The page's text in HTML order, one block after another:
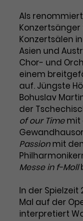
Laufzeit 1
Zweck
wird
der
Name
Name
Anbieter
Laufzeit 3
Zweck
Name
Anbieter
Als
Konzertsälen
Asien und
Chor- und
einem
auf. Jüngste
Bohuslav
der
of our Timemit
Passionmit
Messe in f-Moll
In der Spielzeit
Mal auf der
interpretiert